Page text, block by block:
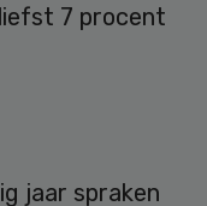
7 procent
jaar spraken